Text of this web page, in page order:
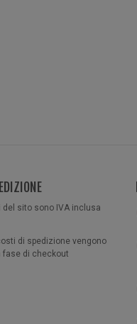
del sito sono IVA inclusa
di spedizione vengono
fase di checkout